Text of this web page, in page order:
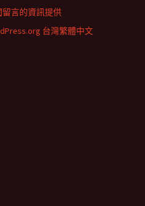
留言的資訊提供
台灣繁體中文